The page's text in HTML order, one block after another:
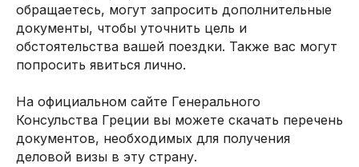
обращаетесь, могут запросить дополнительные
документы, чтобы уточнить цель и
обстоятельства вашей поездки. Также вас могут
попросить явиться лично.
На официальном сайте Генерального
Консульства Греции вы можете скачать перечень
документов, необходимых для получения
деловой визы в эту страну.